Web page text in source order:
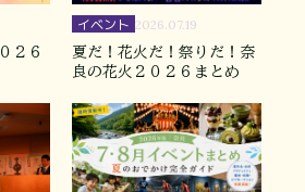
２６
イベント 2026.07.19
夏だ！花火だ！祭りだ！奈
良の花火２０２６まとめ